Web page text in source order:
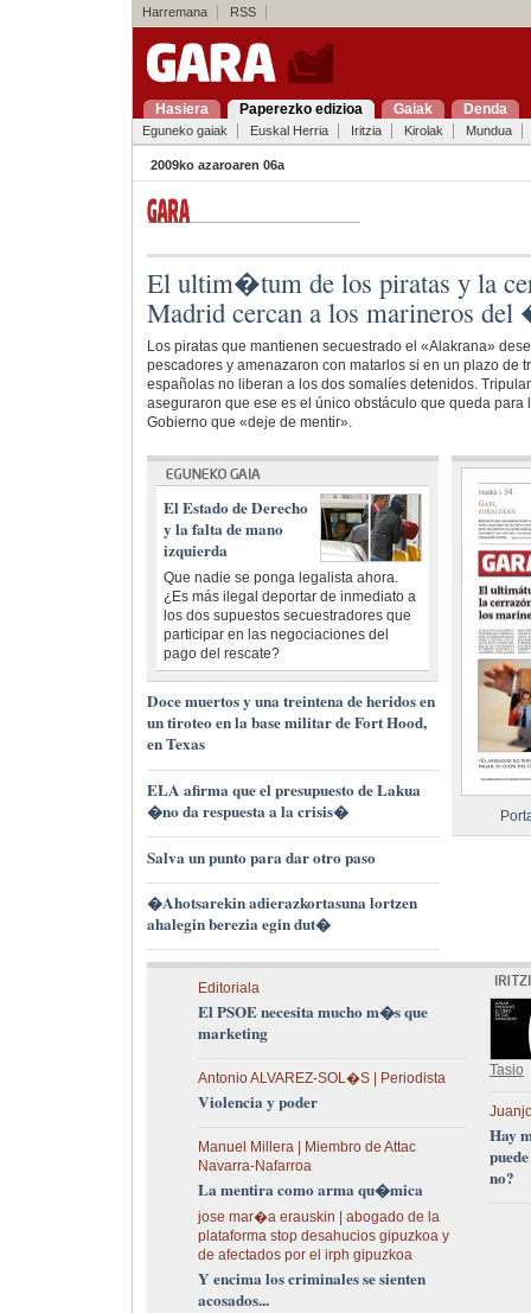
Harremana RSS
Hasiera Paperezko edizioa Gaiak Denda
Eguneko gaiak Euskal Herria Iritzia Kirolak Mundua
2009ko azaroaren 06a
El ultim�tum de los piratas y la
Madrid cercan a los marineros
Los piratas que mantienen secuestrado el «Alakrana»
pescadores y amenazaron con matarlos si en un plazo de
españolas no liberan a los dos somalíes detenidos.
aseguraron que ese es el único obstáculo que queda para
Gobierno que «deje de mentir».
El Estado de Derecho
y la falta de mano
izquierda
Que nadie se ponga legalista ahora.
¿Es más ilegal deportar de inmediato a
los dos supuestos secuestradores que
participar en las negociaciones del
pago del rescate?
Doce muertos y una treintena de heridos en
un tiroteo en la base militar de Fort Hood,
en Texas
ELA afirma que el presupuesto de Lakua
�no da respuesta a la crisis�
Salva un punto para dar otro paso
�Ahotsarekin adierazkortasuna lortzen
ahalegin berezia egin dut�
Editoriala
El PSOE necesita mucho m�s que
marketing
Antonio ALVAREZ-SOL�S | Periodista
Violencia y poder
Manuel Millera | Miembro de Attac
Navarra-Nafarroa
La mentira como arma qu�mica
jose mar�a erauskin | abogado de la
plataforma stop desahucios gipuzkoa y
de afectados por el irph gipuzkoa
Y encima los criminales se sienten
acosados...
Tasio
Hay
no?